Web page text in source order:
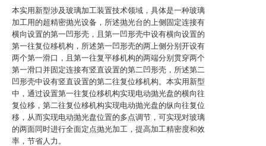
本实用新型涉及玻璃加工装置技术领域，具体是一种玻璃
加工用的超精密抛光设备，所述抛光台的上侧固定连接有
横向设置的第一凹形壳，且第一凹形壳中设有横向设置的
第一往复位移机构，所述第一凹形壳的两上侧分别开设有
两个第一滑口，且第一往复平移机构的两端分别贯穿两个
第一滑口并固定连接有竖直设置的第二凹形壳，所述第二
凹形壳中设有竖直设置的第二往复位移机构。本实用新型
中，通过设置第一往复位移机构实现电动抛光盘的横向往
复位移，第二往复位移机构实现电动抛光盘的纵向往复位
移，从而实现电动抛光盘位置的多点调节，可实现对玻璃
的两面同时进行全面定点抛光加工，提高加工精密度和效
率，节省人力。